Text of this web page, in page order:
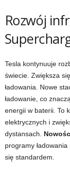
Rozwój
Tesla kontynuuje
świecie. Zwiększa
ładowania. Nowe
ładowanie, co
energii w baterii. To
elektrycznych i
dystansach.
programy
się standardem.